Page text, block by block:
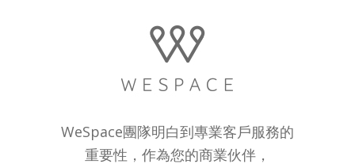
WeSpace團隊明白到專業客戶服務的
重要性，作為您的商業伙伴，